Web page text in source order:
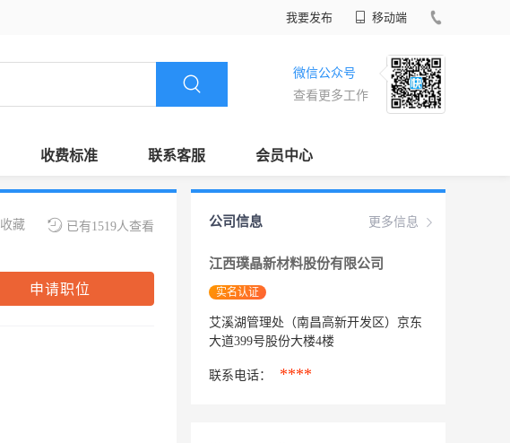
我要发布 移动端
微信公众号
查看更多工作
收费标准 联系客服 会员中心
已有1519人查看
收藏
申请职位
更多信息
公司信息
江西璞晶新材料股份有限公司
实名认证
艾溪湖管理处（南昌高新开发区）京东
大道399号股份大楼4楼
联系电话： ****